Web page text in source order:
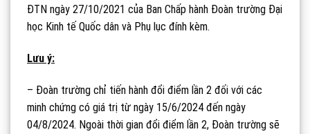
ĐTN ngày 27/10/2021 của Ban Chấp hành Đoàn trường Đại
học Kinh tế Quốc dân và Phụ lục đính kèm.
Lưu ý:
– Đoàn trường chỉ tiến hành đổi điểm lần 2 đối với các
minh chứng có giá trị từ ngày 15/6/2024 đến ngày
04/8/2024. Ngoài thời gian đổi điểm lần 2, Đoàn trường sẽ